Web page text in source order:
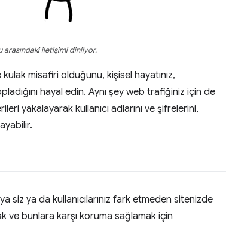
arasındaki iletişimi dinliyor.
misafiri olduğunu, kişisel hayatınız,
hayal edin. Aynı şey web trafiğiniz için de
yakalayarak kullanıcı adlarını ve şifrelerini,
siz ya da kullanıcılarınız fark etmeden sitenizde
ve bunlara karşı koruma sağlamak için